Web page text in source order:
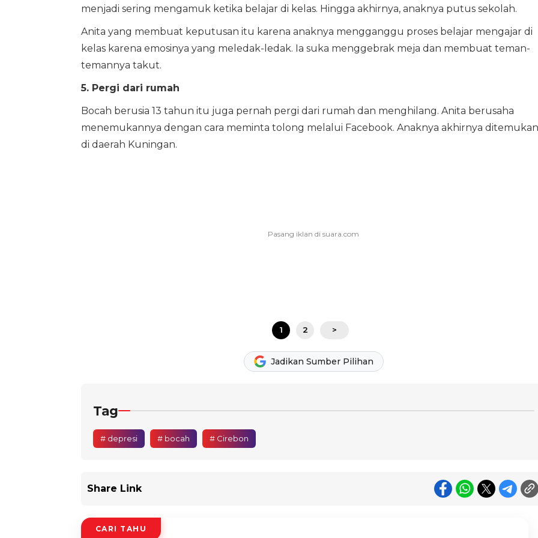
menjadi sering mengamuk ketika belajar di kelas. Hingga akhirnya, anaknya putus sekolah.
Anita yang membuat keputusan itu karena anaknya mengganggu proses belajar mengajar di
kelas karena emosinya yang meledak-ledak. Ia suka menggebrak meja dan membuat teman-
temannya takut.
5. Pergi dari rumah
Bocah berusia 13 tahun itu juga pernah pergi dari rumah dan menghilang. Anita berusaha
menemukannya dengan cara meminta tolong melalui Facebook. Anaknya akhirnya ditemukan
di daerah Kuningan.
1 2 >
Jadikan Sumber Pilihan
Tag
# depresi # bocah # Cirebon
Share Link
CARI TAHU